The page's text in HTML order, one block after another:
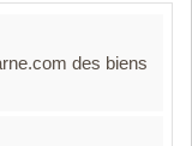
des biens